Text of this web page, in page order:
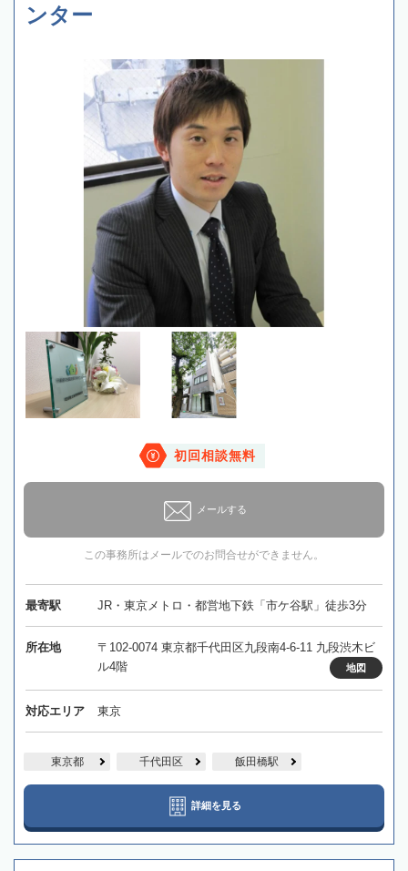
ンター
初回相談無料
メールする
この事務所はメールでのお問合せができません。
最寄駅 JR・東京メトロ・都営地下鉄「市ケ谷駅」徒歩3分
所在地
〒102-0074 東京都千代田区九段南4-6-11 九段渋木ビ
ル4階
地図
対応エリア 東京
東京都 千代田区 飯田橋駅
詳細を見る